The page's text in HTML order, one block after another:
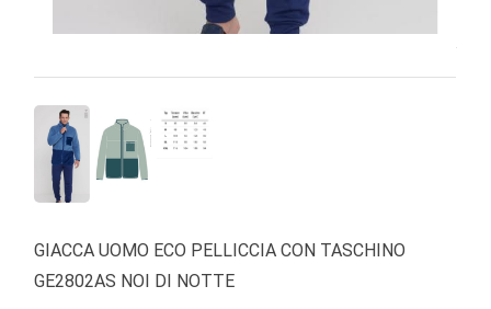
GIACCA UOMO ECO PELLICCIA CON TASCHINO
GE2802AS NOI DI NOTTE